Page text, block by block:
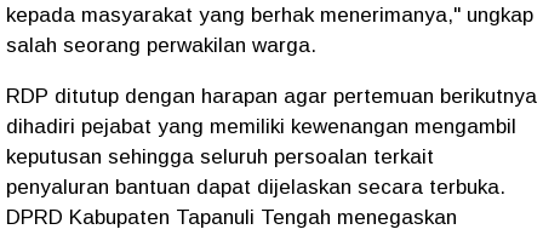
kepada masyarakat yang berhak menerimanya," ungkap
salah seorang perwakilan warga.
RDP ditutup dengan harapan agar pertemuan berikutnya
dihadiri pejabat yang memiliki kewenangan mengambil
keputusan sehingga seluruh persoalan terkait
penyaluran bantuan dapat dijelaskan secara terbuka.
DPRD Kabupaten Tapanuli Tengah menegaskan